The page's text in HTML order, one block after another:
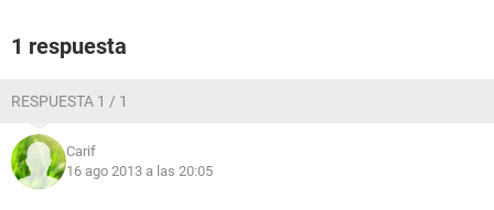
1 respuesta
RESPUESTA 1 / 1
Carif
16 ago 2013 a las 20:05